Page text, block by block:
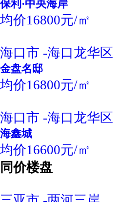
保利·中央海岸
均价16800元/㎡
海口市 -海口龙华区
金盘名邸
均价16800元/㎡
海口市 -海口龙华区
海鑫城
均价16600元/㎡
同价楼盘